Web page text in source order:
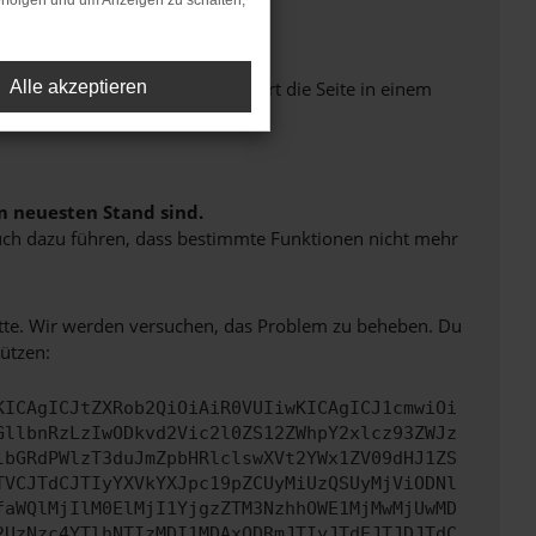
Seiten verhindern. Funktioniert die Seite in einem
neuesten Stand sind.
dazu führen, dass bestimmte Funktionen nicht mehr
Wir werden versuchen, das Problem zu beheben. Du
Alle akzeptieren